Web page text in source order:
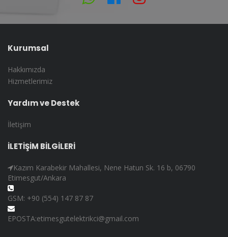
Kurumsal
Hakkımızda
Hizmetlerimiz
Yardım ve Destek
İletişim
İLETİŞİM BİLGİLERİ
Kazım Karabekir Mahallesi, Nene Hatun Sk. 16 b, 06790
Etimesgut/Ankara
GSM: +90 (554) 147 87 87
EPOSTA:etimesgutelektrikci@gmail.com